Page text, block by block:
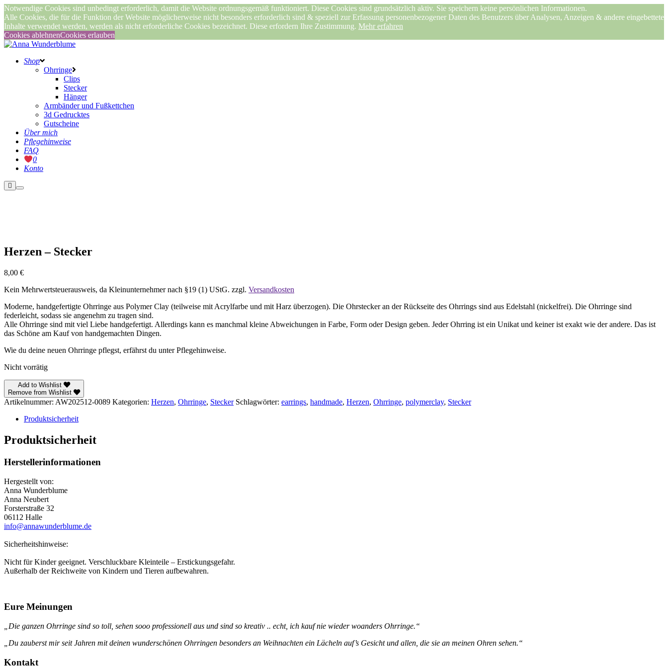
Notwendige Cookies sind unbedingt erforderlich, damit die Website ordnungsgemäß funktioniert. Diese Cookies sind grundsätzlich aktiv. Sie speichern keine persönlichen Informationen.
Alle Cookies, die für die Funktion der Website möglicherweise nicht besonders erforderlich sind & speziell zur Erfassung personenbezogener Daten des Benutzers über Analysen, Anzeigen & andere eingebettete
Inhalte verwendet werden, werden als nicht erforderliche Cookies bezeichnet. Diese erfordern Ihre Zustimmung. Mehr erfahren
Cookies ablehnenCookies erlauben
Shop
Ohrringe
Clips
Stecker
Hänger
Armbänder und Fußkettchen
3d Gedrucktes
Gutscheine
Über mich
Pflegehinweise
FAQ
0
Konto
Weitere
Informationen
Hauptmenü
Herzen – Stecker
8,00 €
Kein Mehrwertsteuerausweis, da Kleinunternehmer nach §19 (1) UStG. zzgl. Versandkosten
Moderne, handgefertigte Ohrringe aus Polymer Clay (teilweise mit Acrylfarbe und mit Harz überzogen). Die Ohrstecker an der Rückseite des Ohrrings sind aus Edelstahl (nickelfrei). Die Ohrringe sind
federleicht, sodass sie angenehm zu tragen sind.
Alle Ohrringe sind mit viel Liebe handgefertigt. Allerdings kann es manchmal kleine Abweichungen in Farbe, Form oder Design geben. Jeder Ohrring ist ein Unikat und keiner ist exakt wie der andere. Das ist
das Schöne am Kauf von handgemachten Dingen.
Wie du deine neuen Ohrringe pflegst, erfährst du unter Pflegehinweise.
Nicht vorrätig
Add to Wishlist
Remove from Wishlist
Artikelnummer: AW202512-0089 Kategorien: Herzen, Ohrringe, Stecker Schlagwörter: earrings, handmade, Herzen, Ohrringe, polymerclay, Stecker
Produktsicherheit
Produktsicherheit
Herstellerinformationen
Hergestellt von:
Anna Wunderblume
Anna Neubert
Forsterstraße 32
06112 Halle
info@annawunderblume.de
Sicherheitshinweise:
Nicht für Kinder geeignet. Verschluckbare Kleinteile – Erstickungsgefahr.
Außerhalb der Reichweite von Kindern und Tieren aufbewahren.
Eure Meinungen
„Die ganzen Ohrringe sind so toll, sehen sooo professionell aus und sind so kreativ .. echt, ich kauf nie wieder woanders Ohrringe.“
„Du zauberst mir seit Jahren mit deinen wunderschönen Ohrringen besonders an Weihnachten ein Lächeln auf’s Gesicht und allen, die sie an meinen Ohren sehen.“
Kontakt